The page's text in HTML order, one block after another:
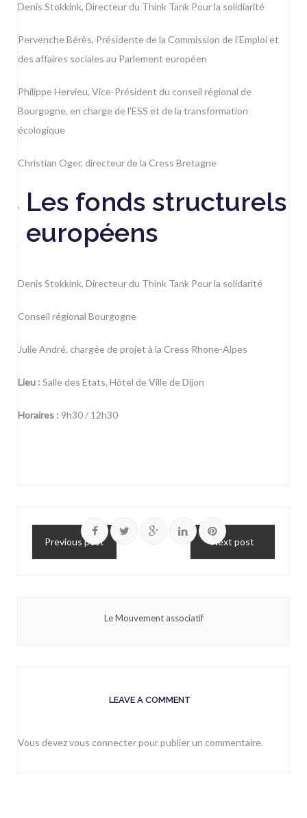
Denis Stokkink, Directeur du Think Tank Pour la solidiarité
Pervenche Bérès, Présidente de la Commission de l’Emploi et
des affaires sociales au Parlement européen
Philippe Hervieu, Vice-Président du conseil régional de
Bourgogne, en charge de l’ESS et de la transformation
écologique
Christian Oger, directeur de la Cress Bretagne
Les fonds structurels
européens
Denis Stokkink, Directeur du Think Tank Pour la solidarité
Conseil régional Bourgogne
Julie André, chargée de projet à la Cress Rhone-Alpes
Lieu : Salle des Etats, Hôtel de Ville de Dijon
Horaires : 9h30 / 12h30
Previous post Next post
Le Mouvement associatif
LEAVE A COMMENT
Vous devezvous connecterpour publier un commentaire.